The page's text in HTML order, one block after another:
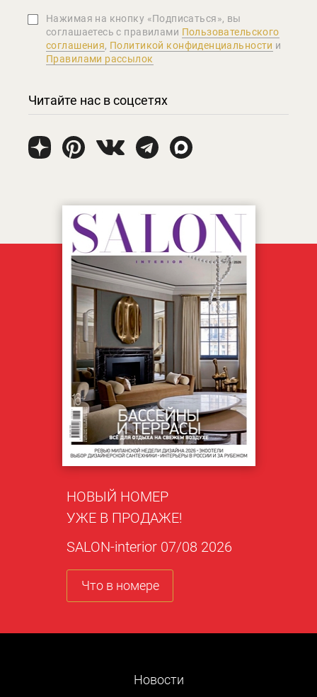
Нажимая на кнопку «Подписаться», вы
соглашаетеcь с правилами Пользовательского
соглашения, Политикой конфиденциальности и
Правилами рассылок
Читайте нас в соцсетях
НОВЫЙ НОМЕР
УЖЕ В ПРОДАЖЕ!
SALON-interior 07/08 2026
Что в номере
Новости